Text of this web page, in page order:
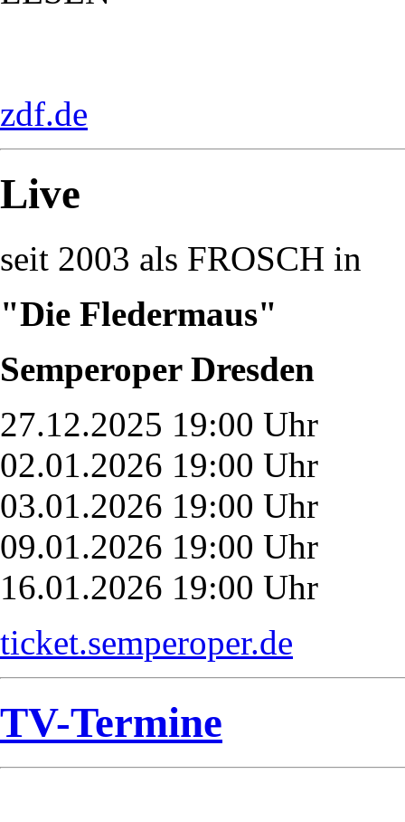
zdf.de
Live
seit 2003 als FROSCH in
"Die Fledermaus"
Semperoper Dresden
27.12.2025 19:00 Uhr
02.01.2026 19:00 Uhr
03.01.2026 19:00 Uhr
09.01.2026 19:00 Uhr
16.01.2026 19:00 Uhr
ticket.semperoper.de
TV-Termine